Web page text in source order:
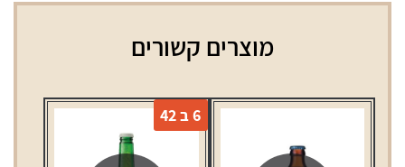
מוצרים קשורים
6 ב 42